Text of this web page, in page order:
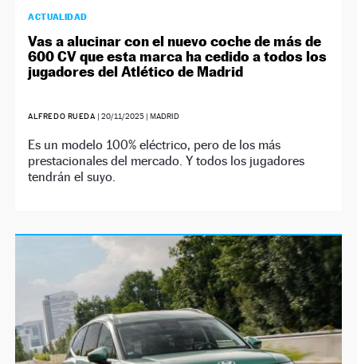
ACTUALIDAD
Vas a alucinar con el nuevo coche de más de
600 CV que esta marca ha cedido a todos los
jugadores del Atlético de Madrid
ALFREDO RUEDA |20/11/2025 | MADRID
Es un modelo 100% eléctrico, pero de los más
prestacionales del mercado. Y todos los jugadores
tendrán el suyo.